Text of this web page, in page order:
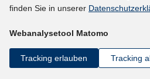
Wissenschaftlicher Beirat
Services
Presse
IAB-Newsletter
finden Sie in unserer
Webanalysetool Matomo
Tracking erlauben Tracking